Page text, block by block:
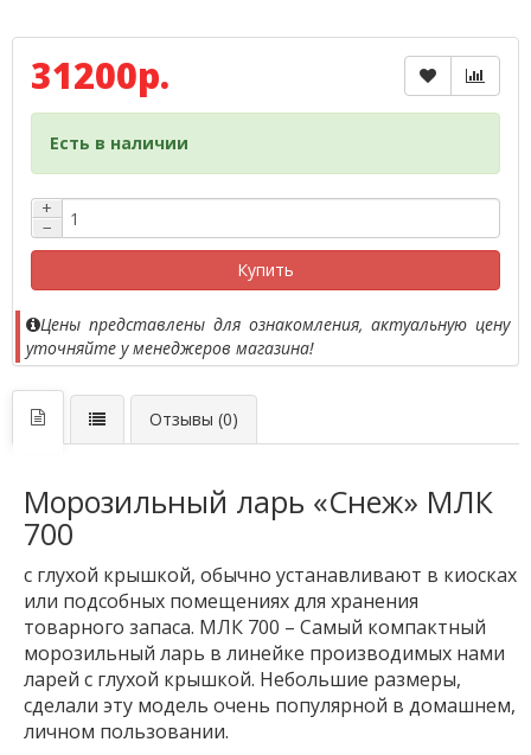
31200р.
Есть в наличии
+
−
Купить
Цены представлены для ознакомления, актуальную цену
уточняйте у менеджеров магазина!
Отзывы (0)
Морозильный ларь «Снеж» МЛК
700
с глухой крышкой, обычно устанавливают в киосках
или подсобных помещениях для хранения
товарного запаса. МЛК 700 – Самый компактный
морозильный ларь в линейке производимых нами
ларей с глухой крышкой. Небольшие размеры,
сделали эту модель очень популярной в домашнем,
личном пользовании.